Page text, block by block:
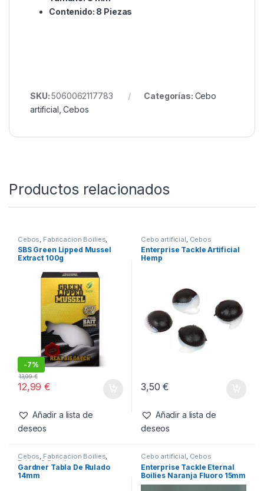
Contenido: 8 Piezas
SKU:5060062117783 Categorías: Cebo
artificial ,Cebos
Productos relacionados
Cebos Fabricacion Boilies
Ingredientes
SBS Green Lipped Mussel
Extract 100g
-7%
12,99€
13,99€
Añadir a lista de
deseos
Cebo artificial Cebos
Enterprise Tackle Artificial
Hemp
3,50€
Añadir a lista de
deseos
Cebos, Fabricacion Boilies,
Tablas & Pistolas
Gardner Tabla De Rulado
14mm
Cebo artificial, Cebos
Enterprise Tackle Eternal
Boilies Naranja Fluoro 15mm